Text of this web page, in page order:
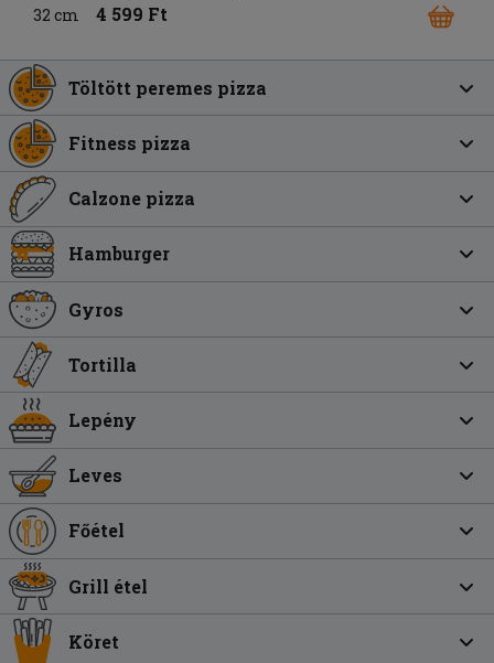
32 cm
4 599 Ft
Töltött peremes pizza
Fitness pizza
Calzone pizza
Hamburger
Gyros
Tortilla
Lepény
Leves
Főétel
Grill étel
Köret